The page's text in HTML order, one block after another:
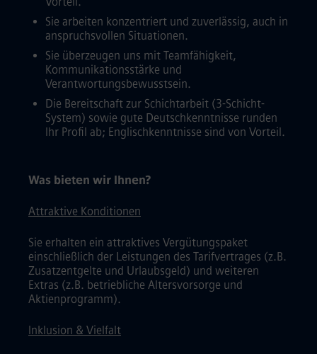
Sie arbeiten konzentriert und zuverlässig, auch in
anspruchsvollen Situationen.
Sie überzeugen uns mit Teamfähigkeit,
Kommunikationsstärke und
Verantwortungsbewusstsein.
Die Bereitschaft zur Schichtarbeit (3-Schicht-
System) sowie gute Deutschkenntnisse runden
Ihr Profil ab; Englischkenntnisse sind von Vorteil.
Was bieten wir Ihnen?
Attraktive Konditionen
Sie erhalten ein attraktives Vergütungspaket
einschließlich der Leistungen des Tarifvertrages (z.B.
Zusatzentgelte und Urlaubsgeld) und weiteren
Extras (z.B. betriebliche Altersvorsorge und
Aktienprogramm).
Inklusion & Vielfalt